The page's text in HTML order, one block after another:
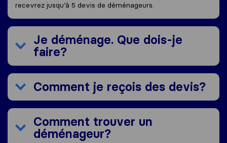
recevrez jusqu’à 5 devis de déménageurs.
Je déménage. Que dois-je
faire?
Comment je reçois des devis?
Comment trouver un
déménageur?